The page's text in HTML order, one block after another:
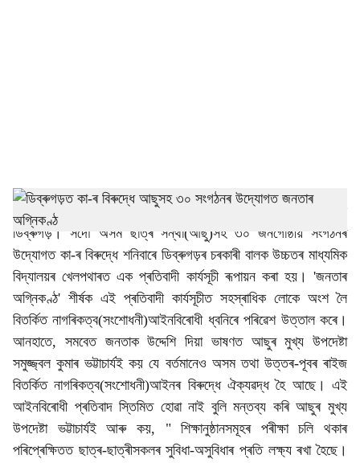
h
a
r
e
বিতৰ্কিত নাগৰিকত্ব(সংশোধনী)আইনবিৰোধী 'জনতাৰঅগ্নিকণ্ঠ'ত কঁপিল
ডিব্ৰুগড়। সদৌ অসম ছাত্ৰ সন্থা(আছু)সহ ৩০ জনগোষ্ঠীয় সংগঠনৰ
উদ্যোগত কা-ৰ বিৰুদ্ধে শনিবাৰে ডিব্ৰুগড়ৰ চৰকাৰী বালক উচ্চতৰ মাধ্যমিক
বিদ্যালয়ৰ খেলপথাৰত এক প্ৰতিবাদী কাৰ্যসূচী ৰূপায়ন কৰা হয়। 'জনতাৰ
অগ্নিকণ্ঠ' শীৰ্ষক এই প্ৰতিবাদী কাৰ্যসূচীত সহস্ৰাধিক লোকে অংশ লৈ
বিতৰ্কিত নাগৰিকত্ব(সংশোধনী)আইনবিৰোধী ধ্বনিৰে পৰিৱেশ উত্তাল কৰে।
আনহাতে, সমবেত জনতাক উদ্দেশি দিয়া ভাষণত আছুৰ মুখ্য উপদেষ্টা
সমুজ্জ্বল কুমাৰ ভট্টাচাৰ্যই কয় যে বৰ্তমানেও অসম তথা উত্তৰ-পূবৰ ৰাইজ
বিতৰ্কিত নাগৰিকত্ব(সংশোধনী)আইনৰ বিৰুদ্ধে ঐক্যৱদ্ধ হৈ আছে। এই
আইনবিৰোধী প্ৰতিবাদ স্তিমিত হোৱা নাই বুলি মন্তব্য কৰি আছুৰ মুখ্য
উপদেষ্টা ভট্টাচাৰ্যই আৰু কয়, " শিক্ষানুষ্ঠানসমূহৰ পৰীক্ষা চলি থকাৰ
পৰিপ্ৰেক্ষিতত ছাত্ৰ-ছাত্ৰীসকলৰ সুবিধা-অসুবিধাৰ প্ৰতি লক্ষ্য ৰখা হৈছে।